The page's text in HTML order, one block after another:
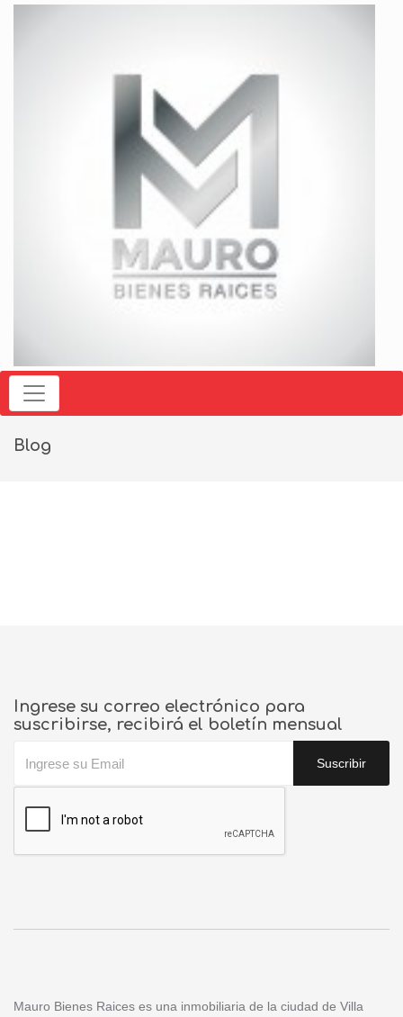
Blog
Ingrese su correo electrónico para
suscribirse, recibirá el boletín mensual
Suscribir
Mauro Bienes Rai­ces es una inmobiliaria de la ciudad de Villa